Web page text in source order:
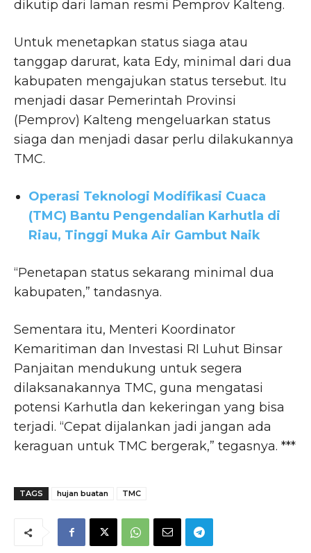
dikutip dari laman resmi Pemprov Kalteng.
Untuk menetapkan status siaga atau
tanggap darurat, kata Edy, minimal dari dua
kabupaten mengajukan status tersebut. Itu
menjadi dasar Pemerintah Provinsi
(Pemprov) Kalteng mengeluarkan status
siaga dan menjadi dasar perlu dilakukannya
TMC.
Operasi Teknologi Modifikasi Cuaca
(TMC) Bantu Pengendalian Karhutla di
Riau, Tinggi Muka Air Gambut Naik
“Penetapan status sekarang minimal dua
kabupaten,” tandasnya.
Sementara itu, Menteri Koordinator
Kemaritiman dan Investasi RI Luhut Binsar
Panjaitan mendukung untuk segera
dilaksanakannya TMC, guna mengatasi
potensi Karhutla dan kekeringan yang bisa
terjadi. “Cepat dijalankan jadi jangan ada
keraguan untuk TMC bergerak,” tegasnya. ***
TAGS hujan buatan TMC